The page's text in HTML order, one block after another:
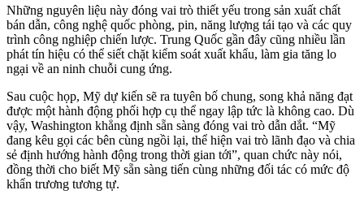
Những nguyên liệu này đóng vai trò thiết yếu trong sản xuất chất
bán dẫn, công nghệ quốc phòng, pin, năng lượng tái tạo và các quy
trình công nghiệp chiến lược. Trung Quốc gần đây cũng nhiều lần
phát tín hiệu có thể siết chặt kiểm soát xuất khẩu, làm gia tăng lo
ngại về an ninh chuỗi cung ứng.
Sau cuộc họp, Mỹ dự kiến sẽ ra tuyên bố chung, song khả năng đạt
được một hành động phối hợp cụ thể ngay lập tức là không cao. Dù
vậy, Washington khẳng định sẵn sàng đóng vai trò dẫn dắt. “Mỹ
đang kêu gọi các bên cùng ngồi lại, thể hiện vai trò lãnh đạo và chia
sẻ định hướng hành động trong thời gian tới”, quan chức này nói,
đồng thời cho biết Mỹ sẵn sàng tiến cùng những đối tác có mức độ
khẩn trương tương tự.